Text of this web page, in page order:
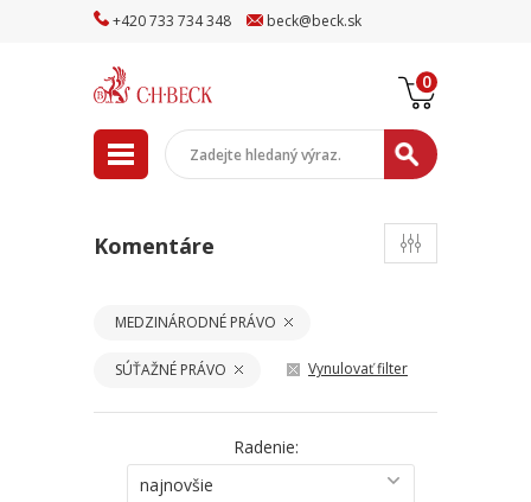
+420733 734348 beck@beck.sk
0
Komentáre
MEDZINÁRODNÉ PRÁVO
SÚŤAŽNÉ PRÁVO Vynulovať filter
Radenie:
najnovšie